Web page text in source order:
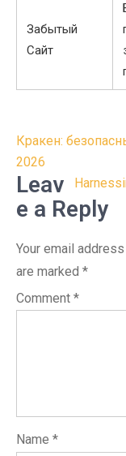
Забытый
Сайт
Post
navigation
Кракен:
2026
Leav
e a Reply
Your email
are marked *
Comment *
Name *